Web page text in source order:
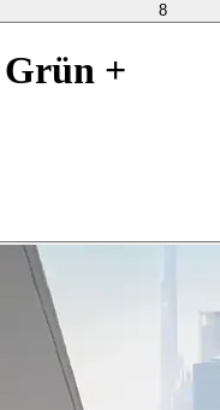
8
+